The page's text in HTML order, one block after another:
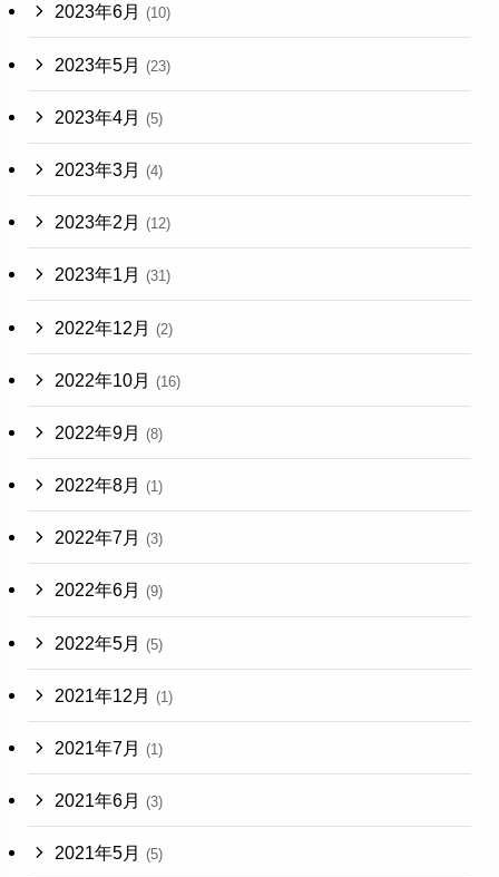
2023年6月 (10)
2023年5月 (23)
2023年4月 (5)
2023年3月 (4)
2023年2月 (12)
2023年1月 (31)
2022年12月 (2)
2022年10月 (16)
2022年9月 (8)
2022年8月 (1)
2022年7月 (3)
2022年6月 (9)
2022年5月 (5)
2021年12月 (1)
2021年7月 (1)
2021年6月 (3)
2021年5月 (5)